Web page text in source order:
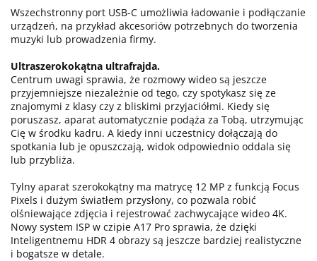
Wszechstronny port USB-C umożliwia ładowanie i podłączanie
urządzeń, na przykład akcesoriów potrzebnych do tworzenia
muzyki lub prowadzenia firmy.
Ultraszerokokątna ultrafrajda.
Centrum uwagi sprawia, że rozmowy wideo są jeszcze
przyjemniejsze niezależnie od tego, czy spotykasz się ze
znajomymi z klasy czy z bliskimi przyjaciółmi. Kiedy się
poruszasz, aparat automatycznie podąża za Tobą, utrzymując
Cię w środku kadru. A kiedy inni uczestnicy dołączają do
spotkania lub je opuszczają, widok odpowiednio oddala się
lub przybliża.
Tylny aparat szerokokątny ma matrycę 12 MP z funkcją Focus
Pixels i dużym światłem przysłony, co pozwala robić
olśniewające zdjęcia i rejestrować zachwycające wideo 4K.
Nowy system ISP w czipie A17 Pro sprawia, że dzięki
Inteligentnemu HDR 4 obrazy są jeszcze bardziej realistyczne
i bogatsze w detale.